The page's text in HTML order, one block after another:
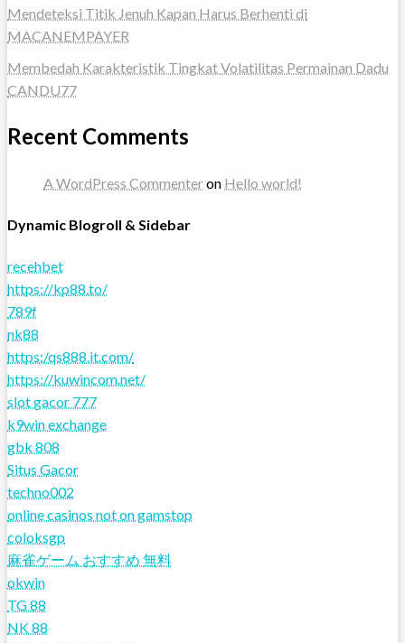
Mendeteksi Titik Jenuh Kapan Harus Berhenti di
MACANEMPAYER
Membedah Karakteristik Tingkat Volatilitas Permainan Dadu
CANDU77
Recent Comments
A WordPress Commenteron Hello world!
Dynamic Blogroll & Sidebar
recehbet
https://kp88.to/
789f
nk88
https:/qs888.it.com/
https://kuwincom.net/
slot gacor 777
k9win exchange
gbk 808
Situs Gacor
techno002
online casinos not on gamstop
coloksgp
麻雀ゲーム おすすめ 無料
okwin
TG 88
NK 88